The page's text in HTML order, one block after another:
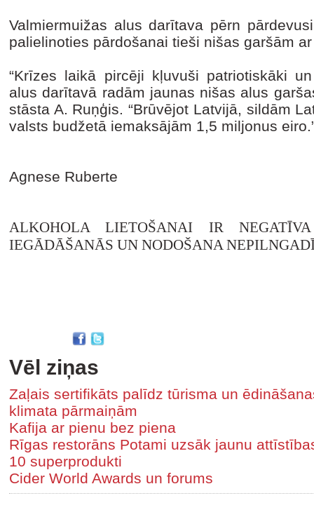
Valmiermuižas alus darītava pērn
palielinoties pārdošanai tieši nišas garšām
“Krīzes laikā pircēji kļuvuši patriotiskāki
alus darītavā radām jaunas nišas alus
stāsta A. Ruņģis. “Brūvējot Latvijā, sildām
valsts budžetā iemaksājām 1,5 miljonus
Agnese Ruberte
ALKOHOLA LIETOŠANAI IR
IEGĀDĀŠANĀS UN NODOŠANA
Vēl ziņas
Zaļais sertifikāts palīdz tūrisma un
klimata pārmaiņām
Kafija ar pienu bez piena
Rīgas restorāns Potami uzsāk jaunu
10 superprodukti
Cider World Awards un forums